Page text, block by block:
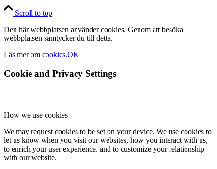
Scroll to top
Den här webbplatsen använder cookies. Genom att besöka
webbplatsen samtycker du till detta.
Läs mer om cookies.OK
Cookie and Privacy Settings
How we use cookies
We may request cookies to be set on your device. We use cookies to
let us know when you visit our websites, how you interact with us,
to enrich your user experience, and to customize your relationship
with our website.